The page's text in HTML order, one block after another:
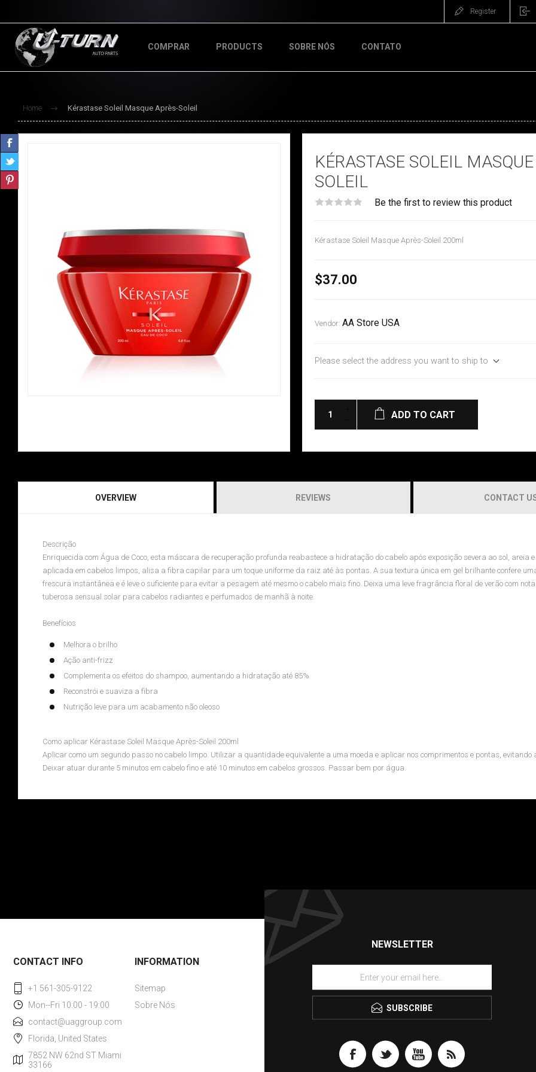
Register
COMPRAR PRODUCTS SOBRE NÓS CONTATO
Home Kérastase Soleil Masque Après-Soleil
KÉRASTASE SOLEIL
SOLEIL
Be the first to review this product
Kérastase Soleil Masque Après-Soleil 200ml
$37.00
Vendor: AA Store USA
Please select the address you want to ship to
ADD TO CART
OVERVIEW REVIEWS CONTACT
Descrição
Enriquecida com Água de Coco, esta máscara de recuperação profunda reabastece a hidratação do cabelo após exposição severa ao sol, areia
aplicada em cabelos limpos, alisa a fibra capilar para um toque uniforme da raiz até às pontas. A sua textura única em gel brilhante confere
frescura instantânea e é leve o suficiente para evitar a pesagem até mesmo o cabelo mais fino. Deixa uma leve fragrância floral de verão com
tuberosa sensual solar para cabelos radiantes e perfumados de manhã à noite.
Benefícios
Melhora o brilho
Ação anti-frizz
Complementa os efeitos do shampoo, aumentando a hidratação até 85%
Reconstrói e suaviza a fibra
Nutrição leve para um acabamento não oleoso
Como aplicar Kérastase Soleil Masque Après-Soleil 200ml
Aplicar como um segundo passo no cabelo limpo. Utilizar a quantidade equivalente a uma moeda e aplicar nos comprimentos e pontas, evitando
Deixar atuar durante 5 minutos em cabelo fino e até 10 minutos em cabelos grossos. Passar bem por água.
NEWSLETTER
SUBSCRIBE
CONTACT INFO
+1 561-305-9122
Mon--Fri 10:00 - 19:00
contact@uaggroup.com
Florida, United States
7852 NW 62nd ST Miami
33166
INFORMATION
Sitemap
Sobre Nós